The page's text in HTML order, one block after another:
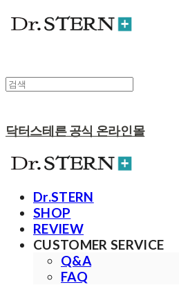
닥터스테른 공식 온라인몰
Dr.STERN
SHOP
REVIEW
CUSTOMER SERVICE
Q&A
FAQ